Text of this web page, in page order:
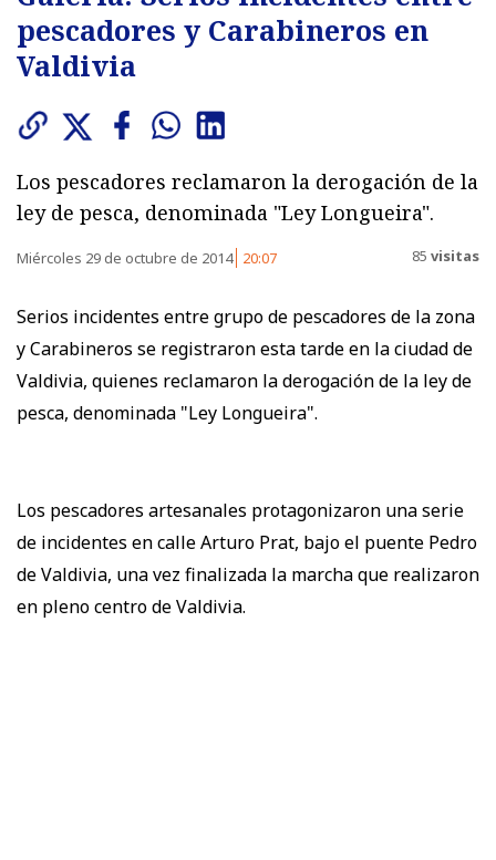
pescadores y Carabineros en
Valdivia
Los pescadores reclamaron la derogación de la
ley de pesca, denominada "Ley Longueira".
Miércoles 29 de octubre de 2014 20:07 85 visitas
Serios incidentes entre grupo de pescadores de la zona
y Carabineros se registraron esta tarde en la ciudad de
Valdivia, quienes reclamaron la derogación de la ley de
pesca, denominada "Ley Longueira".
Los pescadores artesanales protagonizaron una serie
de incidentes en calle Arturo Prat, bajo el puente Pedro
de Valdivia, una vez finalizada la marcha que realizaron
en pleno centro de Valdivia.